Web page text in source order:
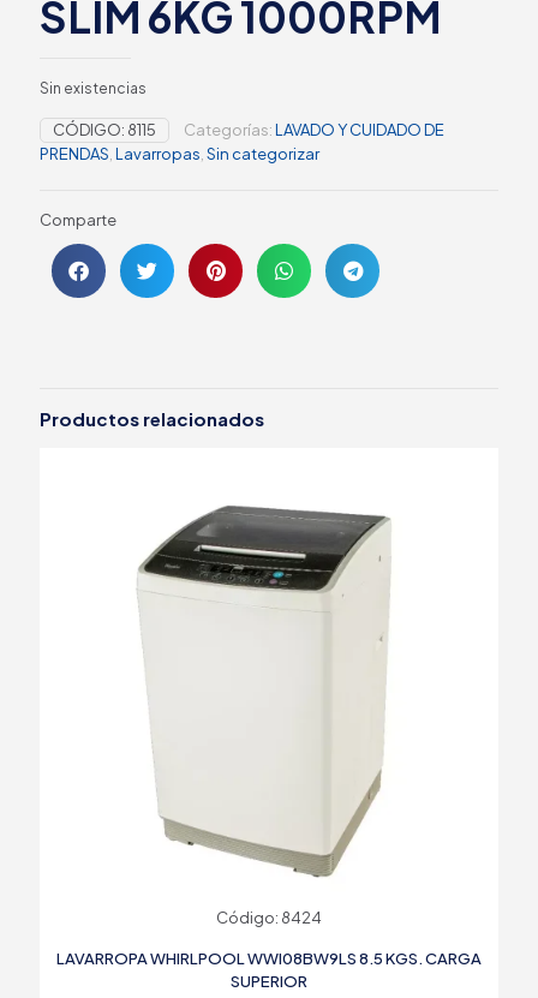
SLIM 6KG 1000RPM
Sin existencias
CÓDIGO: 8115 Categorías:LAVADO Y CUIDADO DE
PRENDAS Lavarropas Sin categorizar
Comparte
Productos relacionados
Código: 8424
LAVARROPA WHIRLPOOL WWI08BW9LS 8.5 KGS. CARGA
SUPERIOR